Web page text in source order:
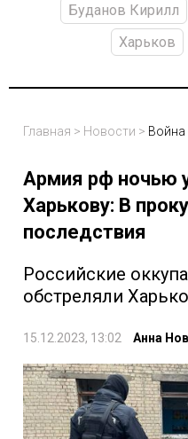
Буданов Кирилл
Харьков
Главная > Новости > Война
Армия рф ночью
Харькову: В
последствия
Российские
обстреляли
15.12.2023, 13:02 Анна